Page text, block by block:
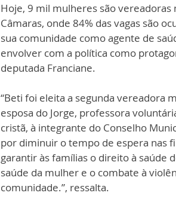
Hoje, 9 mil mulheres são vereadoras
Câmaras, onde 84% das vagas são
sua comunidade como agente de
envolver com a política como
deputada Franciane.
“Beti foi eleita a segunda vereadora
esposa do Jorge, professora
cristã, à integrante do Conselho
por diminuir o tempo de espera nas
garantir às famílias o direito à saúde
saúde da mulher e o combate à
comunidade.”, ressalta.